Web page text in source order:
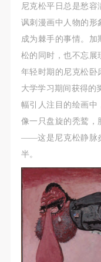
尼克松平日总是愁容
讽刺漫画中人物的形
成为棘手的事情。
松的同时，也不忘展
年轻时期的尼克松卧
大学学习期间获得的
幅引人注目的绘画中
像一只盘旋的秃鹫，
——这是尼克松静脉
半。
同下参观。
第四条
参加活动者在此次
励参加者自行购买
故，活动中任何非
事故的任何责任，
成员应当积极主动
身不承担任何法律
的人身安全不负有
第五条
参加活动者在此次
序、维护美术馆场
衍生品的安全。活
地、空间、艺术品
破坏。活动中任何
应的责任与损失，
同下参观。
第四条
参加活动者在此次
励参加者自行购买
故，活动中任何非
事故的任何责任，
成员应当积极主动
身不承担任何法律
的人身安全不负有
第五条
参加活动者在此次
序、维护美术馆场
衍生品的安全。活
地、空间、艺术品
破坏。活动中任何
应的责任与损失，
同下参观。
第四条
参加活动者在此次
励参加者自行购买
故，活动中任何非
事故的任何责任，
成员应当积极主动
身不承担任何法律
的人身安全不负有
第五条
参加活动者在此次
序、维护美术馆场
衍生品的安全。活
地、空间、艺术品
破坏。活动中任何
应的责任与损失，